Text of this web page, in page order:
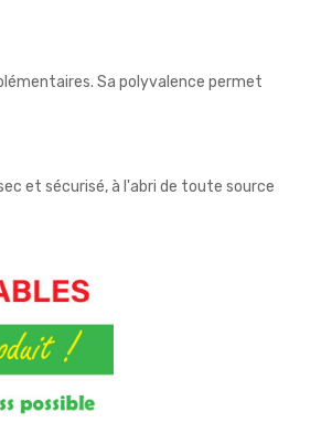
Sa polyvalence permet
et sécurisé, à l'abri de toute source